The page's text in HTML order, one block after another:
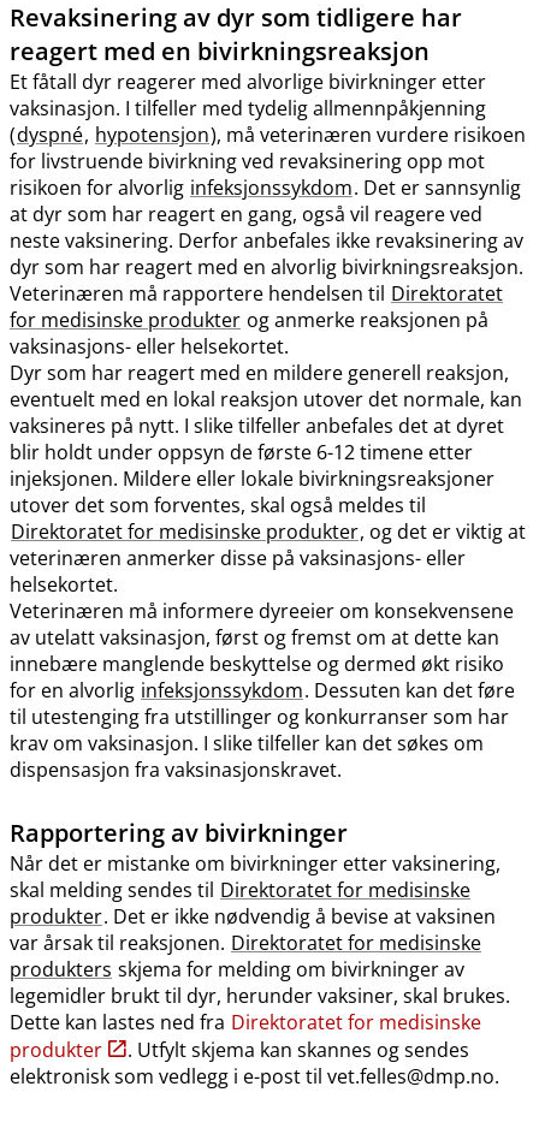
Revaksinering av dyr som tidligere har
reagert med en bivirkningsreaksjon
Et fåtall dyr reagerer med alvorlige bivirkninger etter
vaksinasjon. I tilfeller med tydelig allmennpåkjenning
(dyspné, hypotensjon), må veterinæren vurdere risikoen
for livstruende bivirkning ved revaksinering opp mot
risikoen for alvorlig infeksjonssykdom. Det er sannsynlig
at dyr som har reagert en gang, også vil reagere ved
neste vaksinering. Derfor anbefales ikke revaksinering av
dyr som har reagert med en alvorlig bivirkningsreaksjon.
Veterinæren må rapportere hendelsen til Direktoratet
for medisinske produkter og anmerke reaksjonen på
vaksinasjons- eller helsekortet.
Dyr som har reagert med en mildere generell reaksjon,
eventuelt med en lokal reaksjon utover det normale, kan
vaksineres på nytt. I slike tilfeller anbefales det at dyret
blir holdt under oppsyn de første 6-12 timene etter
injeksjonen. Mildere eller lokale bivirkningsreaksjoner
utover det som forventes, skal også meldes til
Direktoratet for medisinske produkter, og det er viktig at
veterinæren anmerker disse på vaksinasjons- eller
helsekortet.
Veterinæren må informere dyreeier om konsekvensene
av utelatt vaksinasjon, først og fremst om at dette kan
innebære manglende beskyttelse og dermed økt risiko
for en alvorlig infeksjonssykdom. Dessuten kan det føre
til utestenging fra utstillinger og konkurranser som har
krav om vaksinasjon. I slike tilfeller kan det søkes om
dispensasjon fra vaksinasjonskravet.
Rapportering av bivirkninger
Når det er mistanke om bivirkninger etter vaksinering,
skal melding sendes til Direktoratet for medisinske
produkter. Det er ikke nødvendig å bevise at vaksinen
var årsak til reaksjonen. Direktoratet for medisinske
produkters skjema for melding om bivirkninger av
legemidler brukt til dyr, herunder vaksiner, skal brukes.
Dette kan lastes ned fra Direktoratet for medisinske
produkter
. Utfylt skjema kan skannes og sendes
elektronisk som vedlegg i e-post til vet.felles@dmp.no.